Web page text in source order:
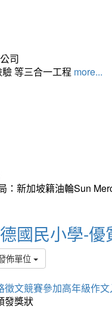
司
等三合一工程 more...
：新加坡籍油輪Sun
國民小學-優
佈單位
文競賽參加高年級作
發獎狀